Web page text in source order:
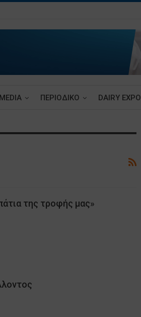
MEDIA ΠΕΡΙΟΔΙΚΟ DAIRY EXPO
της τροφής μας»